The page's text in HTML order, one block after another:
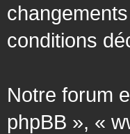
conditions
Notre forum
phpBB », «